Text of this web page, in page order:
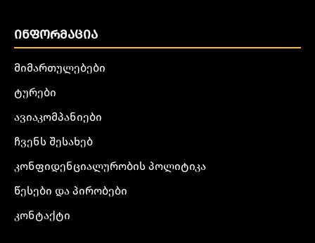
ᲘᲜᲤᲝᲠᲛᲐᲪᲘᲐ
მიმართულებები
ტურები
ავიაკომპანიები
ჩვენს შესახებ
კონფიდენციალურობის პოლიტიკა
წესები და პირობები
კონტაქტი